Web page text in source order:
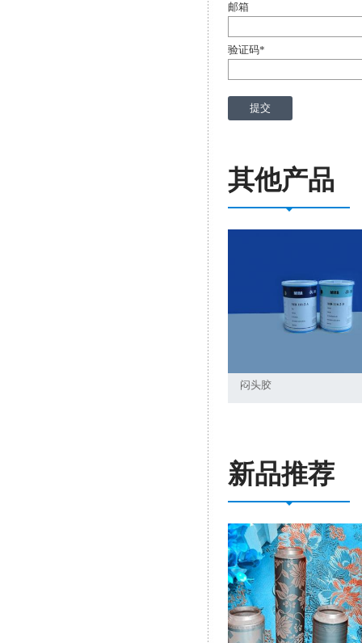
邮箱
验证码*
其他产品
闷头胶
新品推荐